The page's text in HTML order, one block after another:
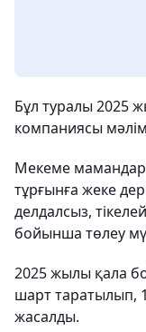
Бұл туралы 2025
компаниясы
Мекеме
тұрғынға жеке
делдалсыз,
бойынша төлеу
2025 жылы қала
шарт таратылып,
жасалды.